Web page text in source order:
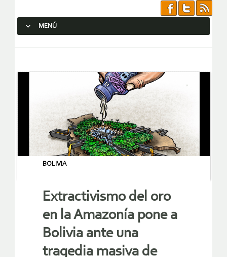
MENÚ
BOLIVIA
Extractivismo del oro
en la Amazonía pone a
Bolivia ante una
tragedia masiva de